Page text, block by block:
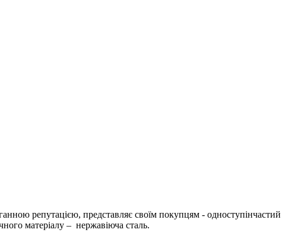
репутацією, представляє своїм покупцям -
матеріалу – нержавіюча сталь.